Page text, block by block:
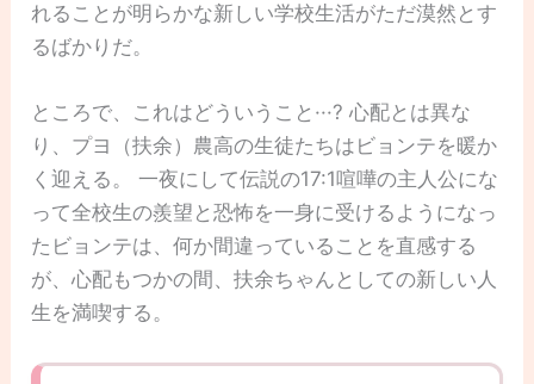
れることが明らかな新しい学校生活がただ漠然とす
るばかりだ。
ところで、これはどういうこと···? 心配とは異な
り、プヨ（扶余）農高の生徒たちはビョンテを暖か
く迎える。 一夜にして伝説の17:1喧嘩の主人公にな
って全校生の羨望と恐怖を一身に受けるようになっ
たビョンテは、何か間違っていることを直感する
が、心配もつかの間、扶余ちゃんとしての新しい人
生を満喫する。